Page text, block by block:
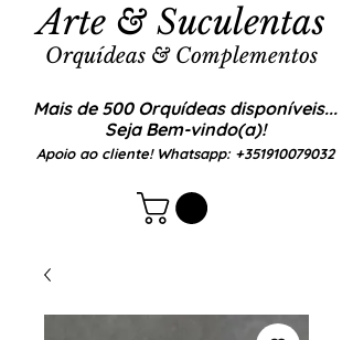
Mais de 500 Orquídeas disponíveis...
Seja Bem-vindo(a)!
Apoio ao cliente! Whatsapp: +351910079032
Arte & Suculentas
Orquídeas & Complementos